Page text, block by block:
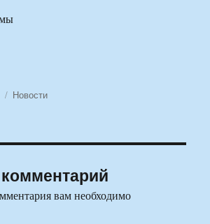
Рубрики
Новости
вам необходимо